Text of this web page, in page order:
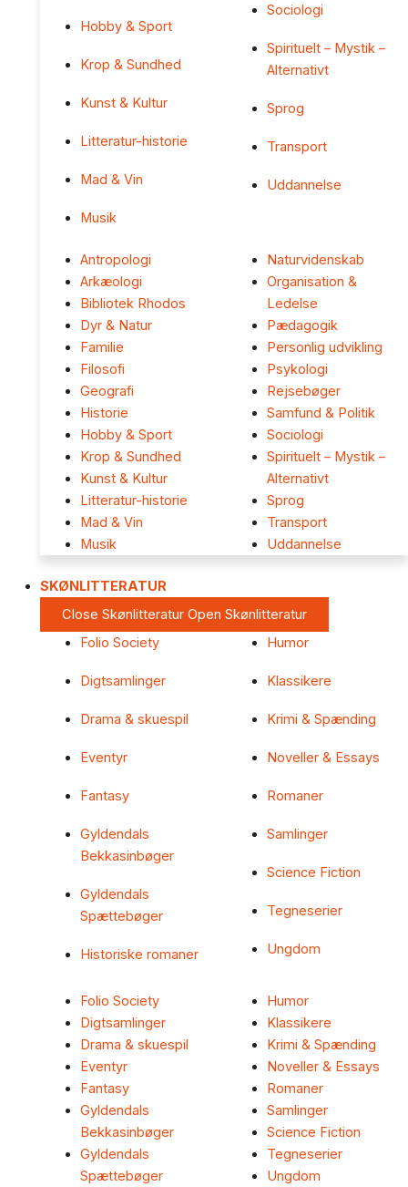
Hobby & Sport
Krop & Sundhed
Kunst & Kultur
Litteratur-historie
Mad & Vin
Musik
Sociologi
Spirituelt – Mystik –
Alternativt
Sprog
Transport
Uddannelse
Antropologi
Arkæologi
Bibliotek Rhodos
Dyr & Natur
Familie
Filosofi
Geografi
Historie
Hobby & Sport
Krop & Sundhed
Kunst & Kultur
Litteratur-historie
Mad & Vin
Musik
Naturvidenskab
Organisation &
Ledelse
Pædagogik
Personlig udvikling
Psykologi
Rejsebøger
Samfund & Politik
Sociologi
Spirituelt – Mystik –
Alternativt
Sprog
Transport
Uddannelse
SKØNLITTERATUR
Close Skønlitteratur Open Skønlitteratur
Folio Society
Digtsamlinger
Drama & skuespil
Eventyr
Fantasy
Gyldendals
Bekkasinbøger
Gyldendals
Spættebøger
Historiske romaner
Humor
Klassikere
Krimi & Spænding
Noveller & Essays
Romaner
Samlinger
Science Fiction
Tegneserier
Ungdom
Folio Society
Digtsamlinger
Drama & skuespil
Eventyr
Fantasy
Gyldendals
Bekkasinbøger
Gyldendals
Spættebøger
Humor
Klassikere
Krimi & Spænding
Noveller & Essays
Romaner
Samlinger
Science Fiction
Tegneserier
Ungdom